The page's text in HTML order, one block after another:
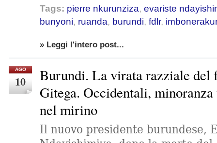
Tags: pierre nkurunziza, evariste
bunyoni, ruanda, burundi, fdlr,
» Leggi l'intero post...
AGO
10
Burundi. La virata razziale del
Gitega. Occidentali,
nel mirino
Il nuovo presidente burundese,